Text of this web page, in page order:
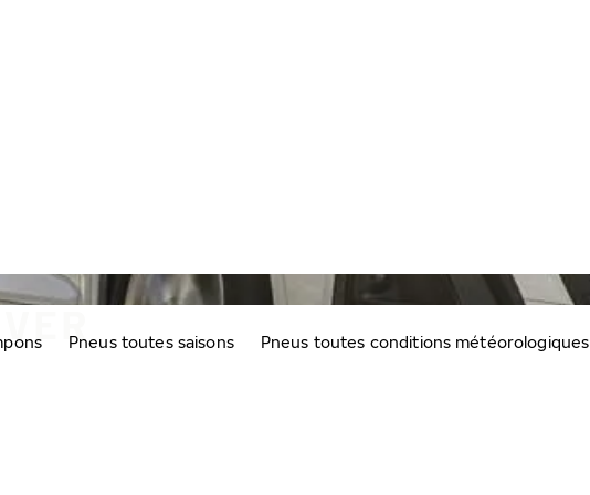
Pneus toutes saisons Pneus toutes conditions météorologiques